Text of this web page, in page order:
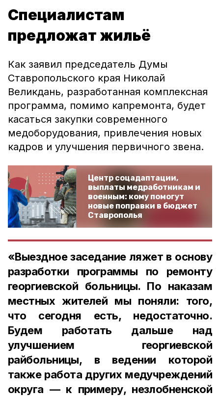
Специалистам
предложат жильё
Как заявил председатель Думы
Ставропольского края Николай
Великдань, разработанная комплексная
программа, помимо капремонта, будет
касаться закупки современного
медоборудования, привлечения новых
кадров и улучшения первичного звена.
Центр соцадаптации,
выплаты медработникам и
военным: кому помогут
новые поправки в бюджет
Ставрополья
«Выездное заседание ляжет в основу
разработки программы по ремонту
георгиевской больницы. По наказам
местных жителей мы поняли: того,
что сегодня есть, недостаточно.
Будем работать дальше над
улучшением георгиевской
райбольницы, в ведении которой
также работа других медучреждений
округа — к примеру, незлобненской